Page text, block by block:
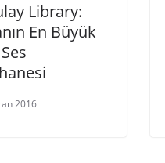
Library:
En Büyük
2016